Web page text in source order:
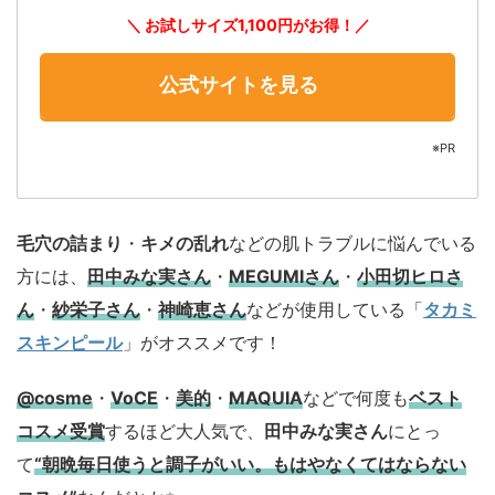
＼ お試しサイズ1,100円がお得！／
公式サイトを見る
※PR
毛穴の詰まり ・ キメの乱れなどの肌トラブルに悩んでいる
方には、 田中みな実さん ・ MEGUMIさん ・ 小田切ヒロさ
ん ・ 紗栄子さん ・ 神崎恵さんなどが使用している「タカミ
スキンピール」がオススメです！
@cosme ・ VoCE ・ 美的 ・ MAQUIAなどで何度もベスト
コスメ受賞するほど大人気で、 田中みな実さんにとっ
て“朝晩毎日使うと調子がいい。もはやなくてはならない